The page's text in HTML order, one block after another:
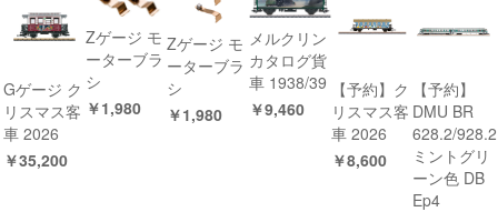
Gゲージ ク
リスマス客
車 2026
￥35,200
Zゲージ モ
ーターブラ
シ
￥1,980
Zゲージ モ
ーターブラ
シ
￥1,980
メルクリン
カタログ貨
車 1938/39
￥9,460
【予約】ク
リスマス客
車 2026
￥8,600
【予約】
DMU BR
628.2/928.2
ミントグリ
ーン色 DB
Ep4